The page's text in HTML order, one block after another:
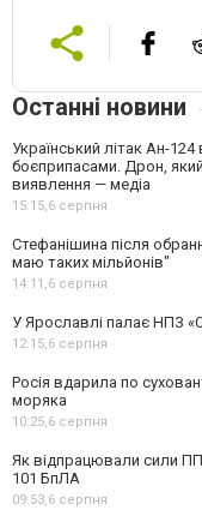
Останні новини
Український літак Ан-
боєприпасами. Дрон,
виявлення — медіа
15:15,6 серпня
Стефанішина після
маю таких мільйонів"
14:11,6 серпня
У Ярославлі палає НПЗ
12:15,6 серпня
Росія вдарила по
моряка
10:25,6 серпня
Як відпрацювали сили
101 БпЛА
09:53,6 серпня